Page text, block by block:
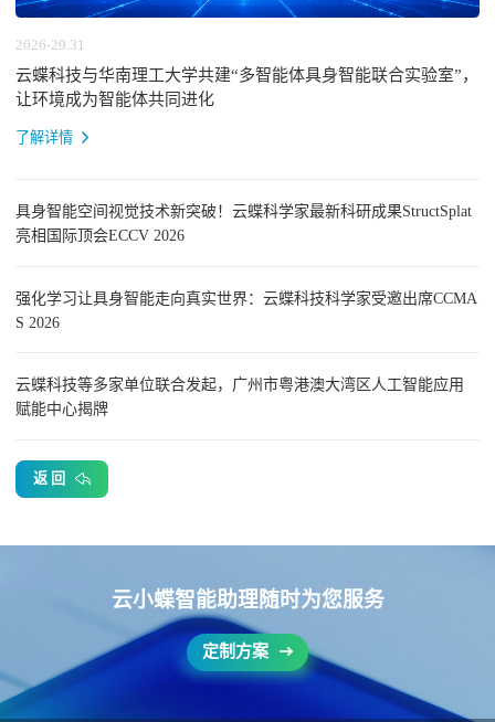
2026-29.31
云蝶科技与华南理工大学共建“多智能体具身智能联合实验室”，
让环境成为智能体共同进化
了解详情
具身智能空间视觉技术新突破！云蝶科学家最新科研成果StructSplat
亮相国际顶会ECCV 2026
强化学习让具身智能走向真实世界：云蝶科技科学家受邀出席CCMA
S 2026
云蝶科技等多家单位联合发起，广州市粤港澳大湾区人工智能应用
赋能中心揭牌
返 回
云小蝶智能助理随时为您服务
定制方案